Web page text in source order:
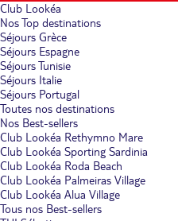
Club Lookéa
Nos Top destinations
Séjours Grèce
Séjours Espagne
Séjours Tunisie
Séjours Italie
Séjours Portugal
Toutes nos destinations
Nos Best-sellers
Club Lookéa Rethymno Mare
Club Lookéa Sporting Sardinia
Club Lookéa Roda Beach
Club Lookéa Palmeiras Village
Club Lookéa Alua Village
Tous nos Best-sellers